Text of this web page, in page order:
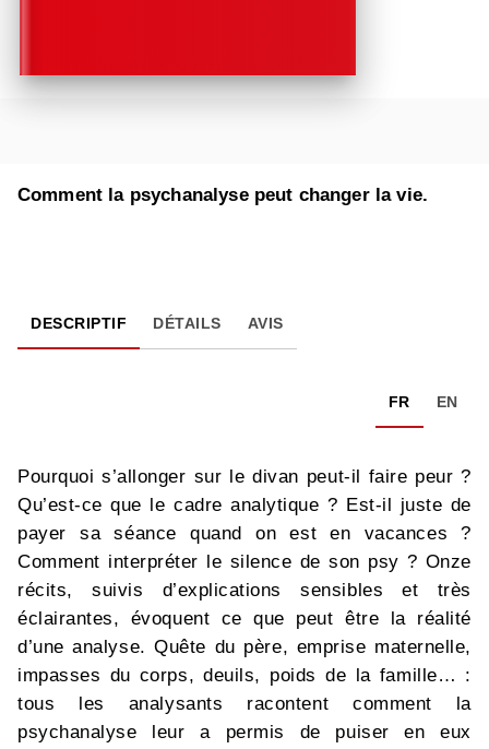
Comment la psychanalyse peut changer la vie.
DESCRIPTIF DÉTAILS AVIS
FR EN
Pourquoi s’allonger sur le divan peut-il faire peur ?
Qu’est-ce que le cadre analytique ? Est-il juste de
payer sa séance quand on est en vacances ?
Comment interpréter le silence de son psy ? Onze
récits, suivis d’explications sensibles et très
éclairantes, évoquent ce que peut être la réalité
d’une analyse. Quête du père, emprise maternelle,
impasses du corps, deuils, poids de la famille… :
tous les analysants racontent comment la
psychanalyse leur a permis de puiser en eux